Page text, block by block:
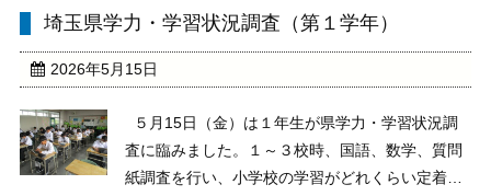
挑みました。大会に出場したみなさん、暑い中お
通男子砲丸投、共 ...
埼玉県学力・学習状況調査（第１学年）
2026年5月15日
５月15日（金）は１年生が県学力・学習状況調
査に臨みました。１～３校時、国語、数学、質問
紙調査を行い、小学校の学習がどれくらい定着し